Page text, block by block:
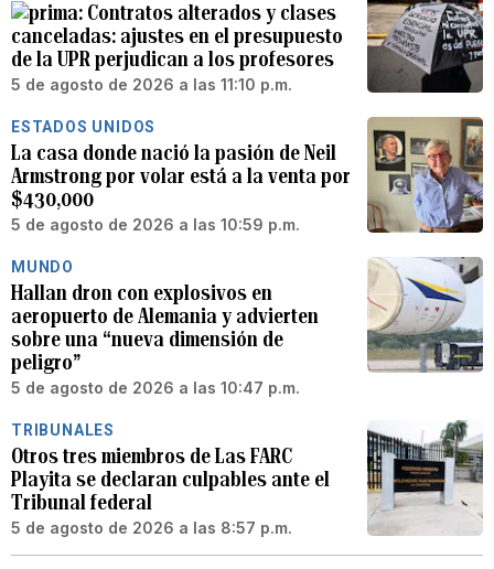
Contratos alterados y clases
canceladas: ajustes en el presupuesto
de la UPR perjudican a los profesores
5 de agosto de 2026 a las 11:10 p.m.
ESTADOS UNIDOS
La casa donde nació la pasión de Neil
Armstrong por volar está a la venta por
$430,000
5 de agosto de 2026 a las 10:59 p.m.
MUNDO
Hallan dron con explosivos en
aeropuerto de Alemania y advierten
sobre una “nueva dimensión de
peligro”
5 de agosto de 2026 a las 10:47 p.m.
TRIBUNALES
Otros tres miembros de Las FARC
Playita se declaran culpables ante el
Tribunal federal
5 de agosto de 2026 a las 8:57 p.m.